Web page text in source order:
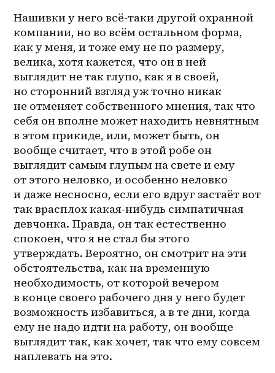
Нашивки у него всё-таки другой охранной
компании, но во всём остальном форма,
как у меня, и тоже ему не по размеру,
велика, хотя кажется, что он в ней
выглядит не так глупо, как я в своей,
но сторонний взгляд уж точно никак
не отменяет собственного мнения, так что
себя он вполне может находить невнятным
в этом прикиде, или, может быть, он
вообще считает, что в этой робе он
выглядит самым глупым на свете и ему
от этого неловко, и особенно неловко
и даже несносно, если его вдруг застаёт вот
так врасплох какая-нибудь симпатичная
девчонка. Правда, он так естественно
спокоен, что я не стал бы этого
утверждать. Вероятно, он смотрит на эти
обстоятельства, как на временную
необходимость, от которой вечером
в конце своего рабочего дня у него будет
возможность избавиться, а в те дни, когда
ему не надо идти на работу, он вообще
выглядит так, как хочет, так что ему совсем
наплевать на это.